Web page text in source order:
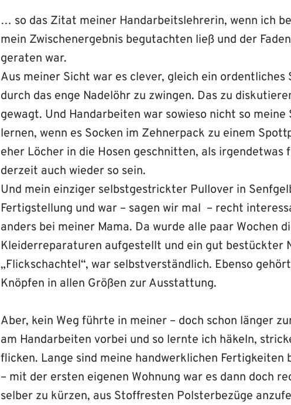
… so das Zitat meiner Handarbeitslehrerin, wenn ich
mein Zwischenergebnis begutachten ließ und der
geraten war.
Aus meiner Sicht war es clever, gleich ein ordentliches
durch das enge Nadelöhr zu zwingen. Das zu
gewagt. Und Handarbeiten war sowieso nicht so meine
lernen, wenn es Socken im Zehnerpack zu einem
eher Löcher in die Hosen geschnitten, als
derzeit auch wieder so sein.
Und mein einziger selbstgestrickter Pullover in
Fertigstellung und war – sagen wir mal – recht
anders bei meiner Mama. Da wurde alle paar Wochen
Kleiderreparaturen aufgestellt und ein gut bestückter
„Flickschachtel“, war selbstverständlich. Ebenso
Knöpfen in allen Größen zur Ausstattung.
Aber, kein Weg führte in meiner – doch schon länger
am Handarbeiten vorbei und so lernte ich häkeln,
flicken. Lange sind meine handwerklichen Fertigkeiten
– mit der ersten eigenen Wohnung war es dann doch
selber zu kürzen, aus Stoffresten Polsterbezüge